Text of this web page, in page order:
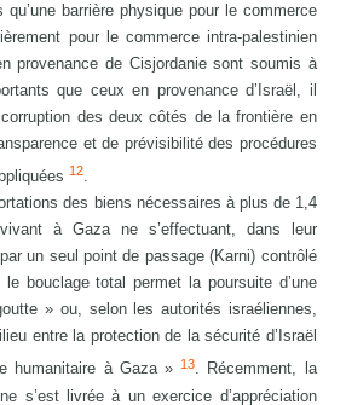
qu’une barrière physique pour le commerce
pour le commerce intra-palestinien
provenance de Cisjordanie sont soumis à
que ceux en provenance d’Israël, il
des deux côtés de la frontière en
et de prévisibilité des procédures
12.
des biens nécessaires à plus de 1,4
à Gaza ne s’effectuant, dans leur
un seul point de passage (Karni) contrôlé
le bouclage total permet la poursuite d’une
» ou, selon les autorités israéliennes,
entre la protection de la sécurité d’Israël
humanitaire à Gaza » 13. Récemment, la
s’est livrée à un exercice d’appréciation